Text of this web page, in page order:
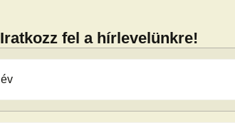
Iratkozz fel a hírlevelünkre!